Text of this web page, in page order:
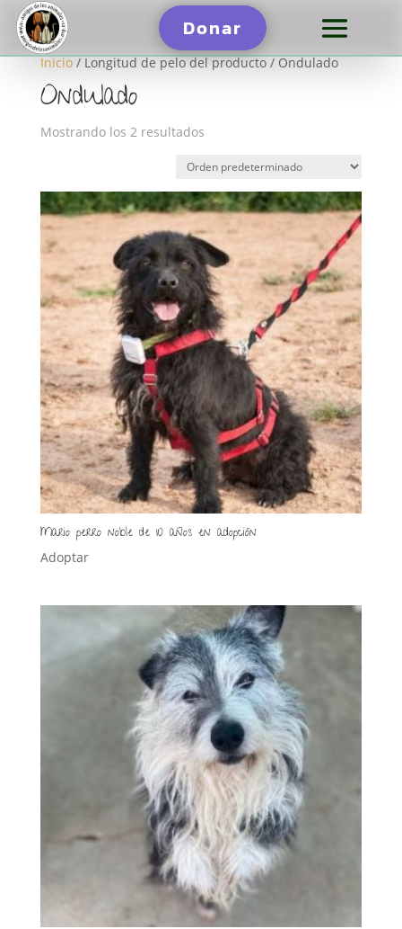
Donar
Inicio/ Longitud de pelo del producto / Ondulado
Ondulado
Mostrando los 2 resultados
Mario perro noble de 10 años en adopción
Adoptar